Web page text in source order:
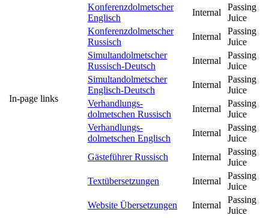
In-page links
Konferenzdolmetscher
Englisch
Internal
Passing
Juice
Konferenzdolmetscher
Russisch
Internal
Passing
Juice
Simultandolmetscher
Russisch-Deutsch
Internal
Passing
Juice
Simultandolmetscher
Englisch-Deutsch
Internal
Passing
Juice
Verhandlungs-
dolmetschen Russisch
Internal
Passing
Juice
Verhandlungs-
dolmetschen Englisch
Internal
Passing
Juice
Gästeführer Russisch
Internal
Passing
Juice
Textübersetzungen
Internal
Passing
Juice
Website Übersetzungen
Internal
Passing
Juice